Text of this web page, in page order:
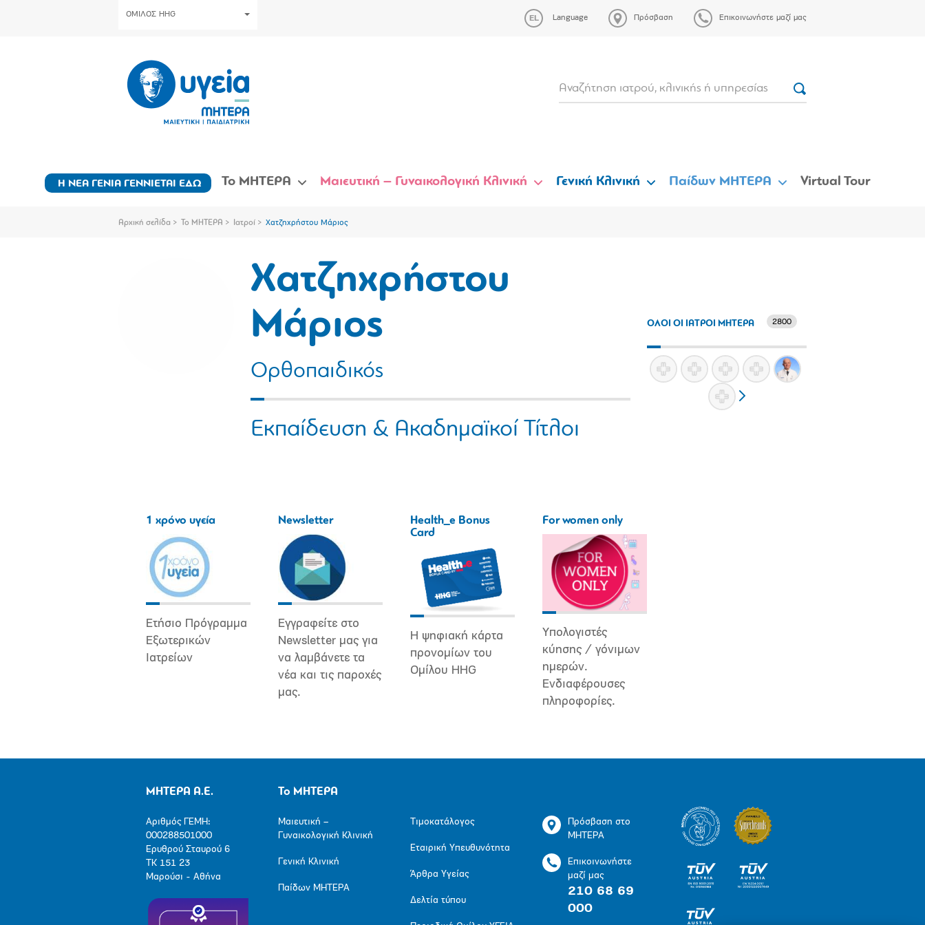
ΟΜΙΛΟΣ HHG Language Πρόσβαση Επικοινωνήστε μαζί μας
Η ΝΕΑ ΓΕΝΙΑ ΓΕΝΝΙΕΤΑΙ ΕΔΩ Το ΜΗΤΕΡΑ Μαιευτική – Γυναικολογική Κλινική Γενική Κλινική Παίδων ΜΗΤΕΡΑ Virtual Tour
Αρχική σελίδα Το ΜΗΤΕΡΑ Ιατροί Χατζηχρήστου Μάριος
Χατζηχρήστου
Μάριος
Ορθοπαιδικός
Εκπαίδευση & Ακαδημαϊκοί Τίτλοι
ΟΛΟΙ ΟΙ ΙΑΤΡΟΙ ΜΗΤΕΡΑ 2800
1 χρόνο υγεία
Ετήσιο Πρόγραμμα
Εξωτερικών
Ιατρείων
Newsletter
Εγγραφείτε στο
Newsletter μας για
να λαμβάνετε τα
νέα και τις παροχές
μας.
Health_e Bonus
Card
Η ψηφιακή κάρτα
προνομίων του
Ομίλου HHG
For women only
Υπολογιστές
κύησης / γόνιμων
ημερών.
Ενδιαφέρουσες
πληροφορίες.
ΜΗΤΕΡΑ Α.Ε.
Αριθμός ΓΕΜΗ:
000288501000
Ερυθρού Σταυρού 6
ΤΚ 151 23
Μαρούσι - Αθήνα
Το ΜΗΤΕΡΑ
Μαιευτική –
Γυναικολογική Κλινική
Γενική Κλινική
Παίδων ΜΗΤΕΡΑ
Τιμοκατάλογος
Εταιρική Υπευθυνότητα
Άρθρα Υγείας
Δελτία τύπου
Πρόσβαση στο
ΜΗΤΕΡΑ
Επικοινωνήστε
μαζί μας
210 68 69
000